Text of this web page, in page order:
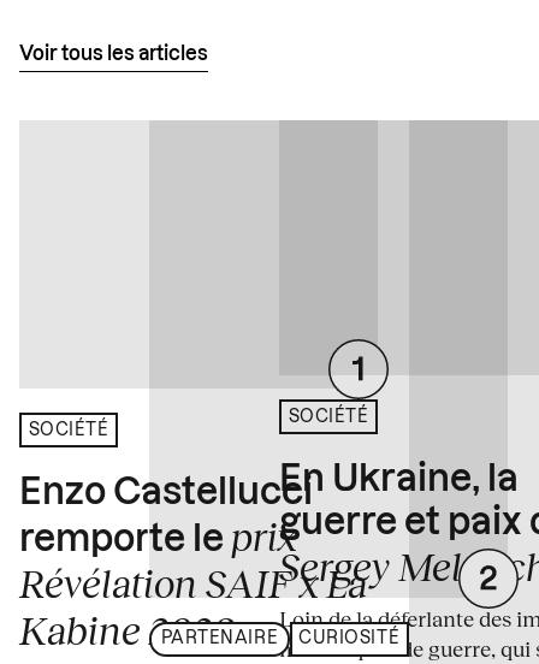
Voir tous les articles
SOCIÉTÉ
Enzo Castellucci
remporte le prix
Révélation SAIF x La
Kabine 2026
PARTENAIRE CURIOSITÉ
SOCIÉTÉ
En Ukraine, la
guerre et paix
Sergey
Loin de la déferlante des
médiatiques de guerre, qui